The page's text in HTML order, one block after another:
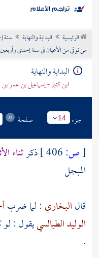
موضوعي
تراجم الأعلام
الرئيسية البداية والنهاية
سنة
من توفي من الأعيان فى سنة إحدى
البداية والنهاية
ابن كثير - إسماعيل بن عمر
جزء 14 صفحة
[ص: ذكرثناء
المبجل
قالالبخاري : لما ضرب
الوليد الطيالسييقول : لو
.